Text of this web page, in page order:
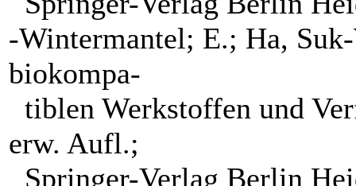
-Wintermantel; E.; Ha,
biokompa-
tiblen Werkstoffen und
erw. Aufl.;
Springer-Verlag Berlin